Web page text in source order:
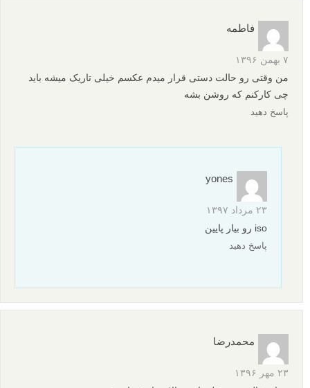
فاطمه
۷ بهمن ۱۳۹۶
من وقتی رو حالت دستی قرار میدم عکسم خیلی تاریک میشه باید
چی کارکنم که روشن بشه
پاسخ دهید
yones
۲۳ مرداد ۱۳۹۷
iso رو بیار پایین
پاسخ دهید
محمدرضا
۲۳ مهر ۱۳۹۶